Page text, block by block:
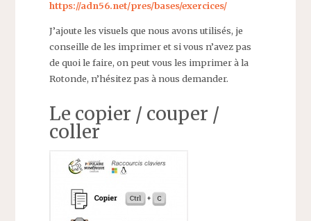
https://adn56.net/pres/bases/exercices/
J’ajoute les visuels que nous avons utilisés, je
conseille de les imprimer et si vous n’avez pas
de quoi le faire, on peut vous les imprimer à la
Rotonde, n’hésitez pas à nous demander.
Le copier / couper /
coller